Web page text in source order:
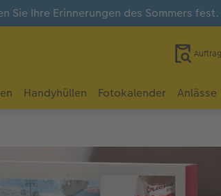
Sie Ihre Erinnerungen des Sommers fest.
Handyhüllen Fotokalender Anlässe